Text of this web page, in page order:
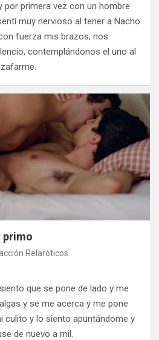
por primera vez con un hombre
muy nervioso al tener a Nacho
fuerza mis brazos; nos
contemplándonos el uno al
primo
Relaróticos
que se pone de lado y me
y se me acerca y me pone
culito y lo siento apuntándome y
de nuevo a mil.